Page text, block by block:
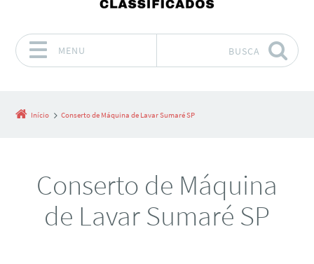
MENU BUSCA
Início Conserto de Máquina de Lavar Sumaré SP
Conserto de Máquina
de Lavar Sumaré SP